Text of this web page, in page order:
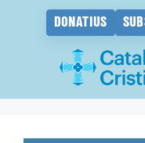
DONATIUS